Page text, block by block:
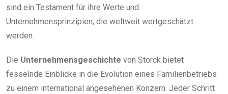
sind ein Testament für ihre Werte und
Unternehmensprinzipien, die weltweit wertgeschätzt
werden.
Die Unternehmensgeschichte von Storck bietet
fesselnde Einblicke in die Evolution eines Familienbetriebs
zu einem international angesehenen Konzern. Jeder Schritt